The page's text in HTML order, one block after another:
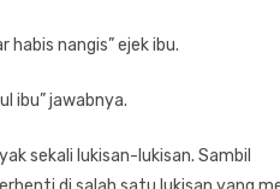
habis nangis” ejek ibu.
ibu” jawabnya.
sekali lukisan-lukisan. Sambil